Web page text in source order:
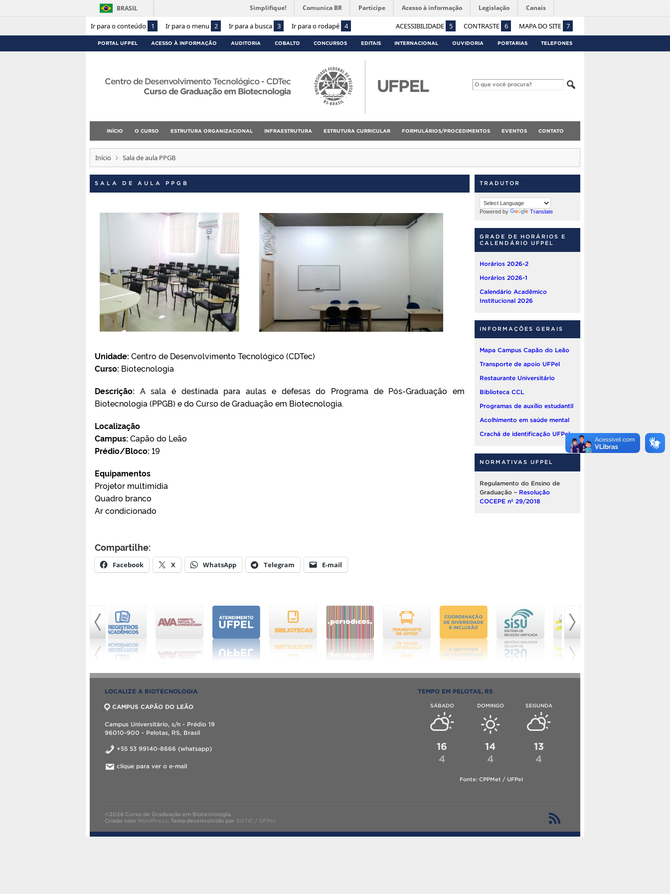
Ir para o conteúdo 1 Ir para o menu 2 Ir para a busca 3 Ir para o rodapé 4 ACESSIBILIDADE 5 CONTRASTE 6 MAPA DO SITE 7
BRASIL Simplifique! Comunica BR Participe Acesso à informação Legislação Canais
PORTAL UFPEL ACESSO À INFORMAÇÃO AUDITORIA COBALTO CONCURSOS EDITAIS INTERNACIONAL OUVIDORIA PORTARIAS TELEFONES
Centro de Desenvolvimento Tecnológico - CDTec
Curso de Graduação em Biotecnologia
INÍCIO O CURSO ESTRUTURA ORGANIZACIONAL INFRAESTRUTURA ESTRUTURA CURRICULAR FORMULÁRIOS/PROCEDIMENTOS EVENTOS CONTATO
Início Sala de aula PPGB
SALA DE AULA PPGB
Unidade: Centro de Desenvolvimento Tecnológico (CDTec)
Curso: Biotecnologia
Descrição: A sala é destinada para aulas e defesas do Programa de Pós-Graduação em
Biotecnologia (PPGB) e do Curso de Graduação em Biotecnologia.
Localização
Campus: Capão do Leão
Prédio/Bloco: 19
Equipamentos
Projetor multimídia
Quadro branco
Ar condicionado
Compartilhe:
Facebook X WhatsApp Telegram E-mail
TRADUTOR
Powered by Translate
GRADE DE HORÁRIOS E
CALENDÁRIO UFPEL
Horários 2026-2
Horários 2026-1
Calendário Acadêmico
Institucional 2026
INFORMAÇÕES GERAIS
Mapa Campus Capão do Leão
Transporte de apoio UFPel
Restaurante Universitário
Biblioteca CCL
Programas de auxílio estudantil
Acolhimento em saúde mental
Crachá de identificação UFPel
NORMATIVAS UFPEL
Regulamento do Ensino de
Graduação – Resolução
COCEPE nº 29/2018
LOCALIZE A BIOTECNOLOGIA
CAMPUS CAPÃO DO LEÃO
Campus Universitário, s/n - Prédio 19
96010-900 - Pelotas, RS, Brasil
+55 53 99140-8666 (whatsapp)
clique para ver o e-mail
TEMPO EM PELOTAS, RS
SÁBADO
16
4
DOMINGO
14
4
SEGUNDA
13
4
Fonte: CPPMet / UFPel
©2026 Curso de Graduação em Biotecnologia.
Criado com WordPress. Tema desenvolvido por SGTIC / UFPel.